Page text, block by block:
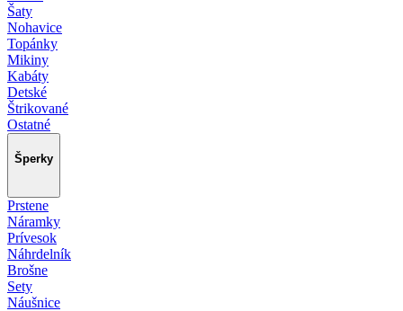
Šaty
Nohavice
Topánky
Mikiny
Kabáty
Detské
Štrikované
Ostatné
Šperky
Prstene
Náramky
Prívesok
Náhrdelník
Brošne
Sety
Náušnice